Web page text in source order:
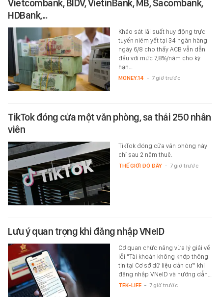
Vietcombank, BIDV, VietinBank, MB, Sacombank,
HDBank,...
Khảo sát lãi suất huy động trực
tuyến niêm yết tại 34 ngân hàng
ngày 6/8 cho thấy ACB vẫn dẫn
đầu với mức 7,8%/năm cho kỳ
hạn…
MONEY.14 - 7 giờ trước
TikTok đóng cửa một văn phòng, sa thải 250 nhân
viên
TikTok đóng cửa văn phòng này
chỉ sau 2 năm thuê.
THẾ GIỚI ĐÓ ĐÂY - 7 giờ trước
Lưu ý quan trọng khi đăng nhập VNeID
Cơ quan chức năng vừa lý giải về
lỗi "Tài khoản không khớp thông
tin tại Cơ sở dữ liệu dân cư" khi
đăng nhập VNeID và hướng dẫn…
TEK-LIFE - 7 giờ trước